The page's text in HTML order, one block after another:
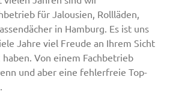
für Jalousien, Rollläden,
in Hamburg. Es ist uns
Jahre viel Freude an Ihrem Sicht
Von einem Fachbetrieb
und aber eine fehlerfreie Top-